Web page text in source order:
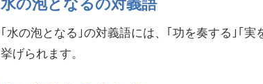
水の泡となるの対義語
｢水の泡となる｣の対義語には、｢功を奏する｣｢
挙げられます。